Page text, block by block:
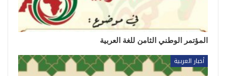
المؤتمر الوطني الثامن للغة العربية
أخبار العربية